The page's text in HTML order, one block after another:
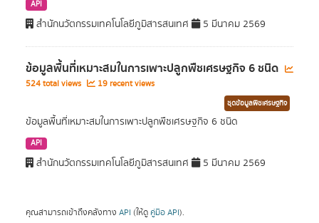
API
สำนักนวัตกรรมเทคโนโลยีภูมิสารสนเทศ 5 มีนาคม 2569
ข้อมูลพื้นที่เหมาะสมในการเพาะปลูกพืชเศรษฐกิจ 6 ชนิด
524 total views 19 recent views
ชุดข้อมูลพืชเศรษฐกิจ
ข้อมูลพื้นที่เหมาะสมในการเพาะปลูกพืชเศรษฐกิจ 6 ชนิด
API
สำนักนวัตกรรมเทคโนโลยีภูมิสารสนเทศ 5 มีนาคม 2569
คุณสามารถเข้าถึงคลังทาง API (ให้ดู คู่มือ API).